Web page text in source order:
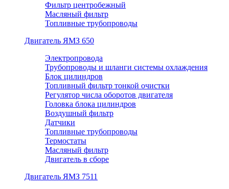
Фильтр центробежный
Масляный фильтр
Топливные трубопроводы
Двигатель ЯМЗ 650
Электропровода
Трубопроводы и шланги системы охлаждения
Блок цилиндров
Топливный фильтр тонкой очистки
Регулятор числа оборотов двигателя
Головка блока цилиндров
Воздушный фильтр
Датчики
Топливные трубопроводы
Термостаты
Масляный фильтр
Двигатель в сборе
Двигатель ЯМЗ 7511